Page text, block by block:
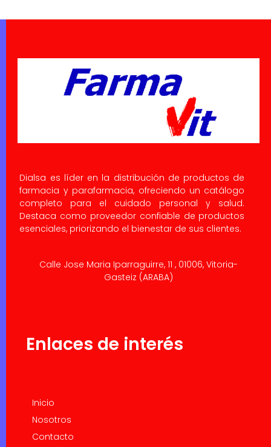
Dialsa es líder en la distribución de productos de
farmacia y parafarmacia, ofreciendo un catálogo
completo para el cuidado personal y salud.
Destaca como proveedor confiable de productos
esenciales, priorizando el bienestar de sus clientes.
Calle Jose Maria Iparraguirre, 11 , 01006, Vitoria-
Gasteiz (ARABA)
Enlaces de interés
Inicio
Nosotros
Contacto